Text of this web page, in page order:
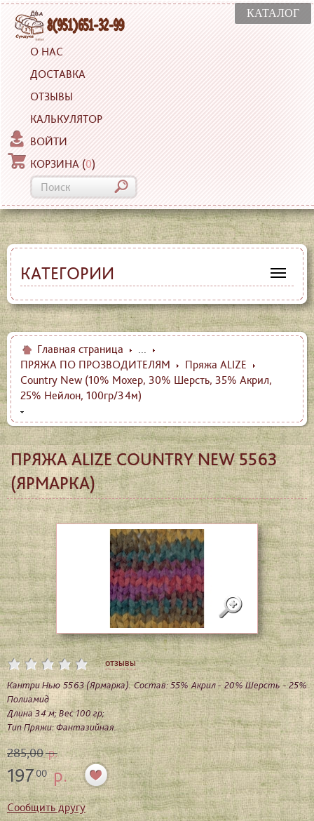
КАТАЛОГ
О НАС
ДОСТАВКА
ОТЗЫВЫ
КАЛЬКУЛЯТОР
ВОЙТИ
КОРЗИНА (0)
КАТЕГОРИИ
Главная страница
...
ПРЯЖА ПО ПРОЗВОДИТЕЛЯМ
Пряжа ALIZE
Country New (10% Мохер, 30% Шерсть, 35% Акрил,
25% Нейлон, 100гр/34м)
ПРЯЖА ALIZE COUNTRY NEW 5563
(ЯРМАРКА)
отзывы
Кантри Нью 5563 (Ярмарка). Состав: 55% Акрил - 20% Шерсть - 25%
Полиамид
Длина 34 м; Вес 100 гр;
Тип Пряжи: Фантазийная.
285,00р.
19700 р.
Сообщить другу